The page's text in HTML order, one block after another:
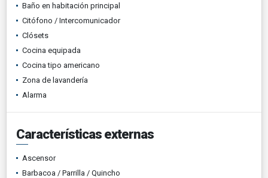
Baño en habitación principal
Citófono / Intercomunicador
Clósets
Cocina equipada
Cocina tipo americano
Zona de lavandería
Alarma
Características externas
Ascensor
Barbacoa / Parrilla / Quincho